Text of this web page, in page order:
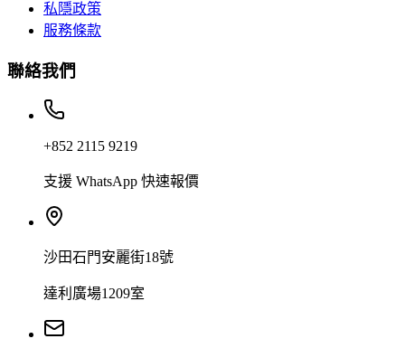
私隱政策
服務條款
聯絡我們
+852 2115 9219
支援 WhatsApp 快速報價
沙田石門安麗街18號
達利廣場1209室